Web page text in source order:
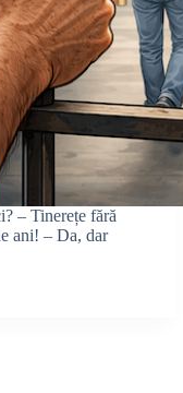
– Tinerețe fără
ani! – Da, dar